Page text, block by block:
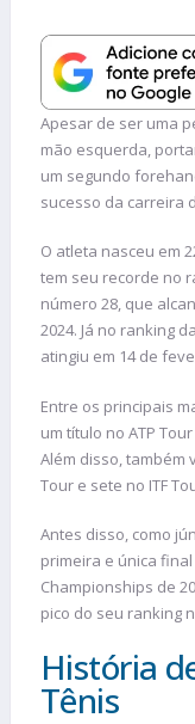
Apesar de ser uma
mão esquerda,
um segundo
sucesso da carreira
O atleta nasceu em
tem seu recorde no
número 28, que
2024. Já no ranking
atingiu em 14 de
Entre os principais
um título no ATP
Além disso, também
Tour e sete no ITF
Antes disso, como
primeira e única
Championships de
pico do seu ranking
História
Tênis